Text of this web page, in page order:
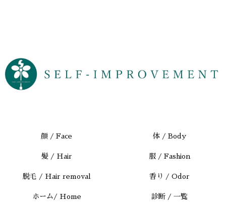
顔 / Face 体 / Body
髪 / Hair 服 / Fashion
脱毛 / Hair removal 香り / Odor
ホーム/ Home 診断 / 一覧